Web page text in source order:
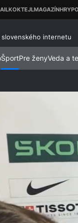
slovenského internetu
ŠportPre ženyVeda a